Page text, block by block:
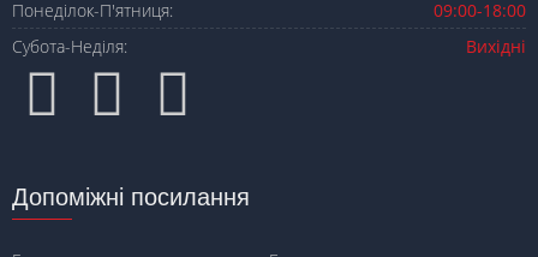
Понеділок-П'ятниця:
09:00-18:00
Субота-Неділя:
Вихідні
Допоміжні посилання